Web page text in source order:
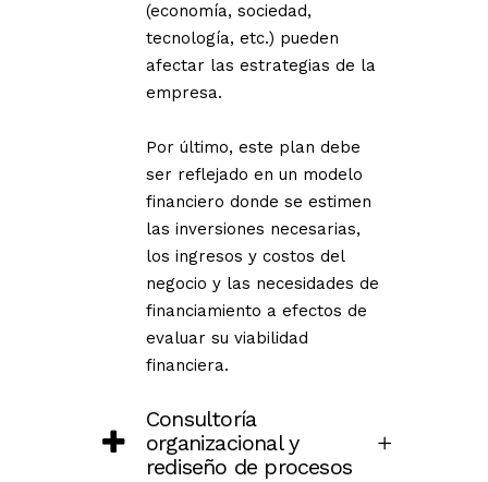
(economía, sociedad,
tecnología, etc.) pueden
afectar las estrategias de la
empresa.
Por último, este plan debe
ser reflejado en un modelo
financiero donde se estimen
las inversiones necesarias,
los ingresos y costos del
negocio y las necesidades de
financiamiento a efectos de
evaluar su viabilidad
financiera.
Consultoría
organizacional y
rediseño de procesos